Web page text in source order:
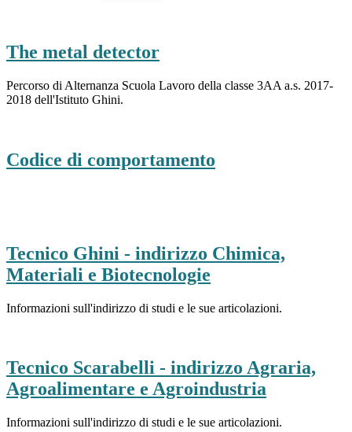
The metal detector
Percorso di Alternanza Scuola Lavoro della classe 3AA a.s. 2017-
2018 dell'Istituto Ghini.
Codice di comportamento
Tecnico Ghini - indirizzo Chimica,
Materiali e Biotecnologie
Informazioni sull'indirizzo di studi e le sue articolazioni.
Tecnico Scarabelli - indirizzo Agraria,
Agroalimentare e Agroindustria
Informazioni sull'indirizzo di studi e le sue articolazioni.